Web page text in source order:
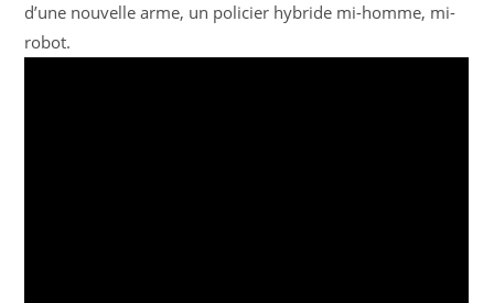
d’une nouvelle arme, un policier hybride mi-homme, mi-
robot.